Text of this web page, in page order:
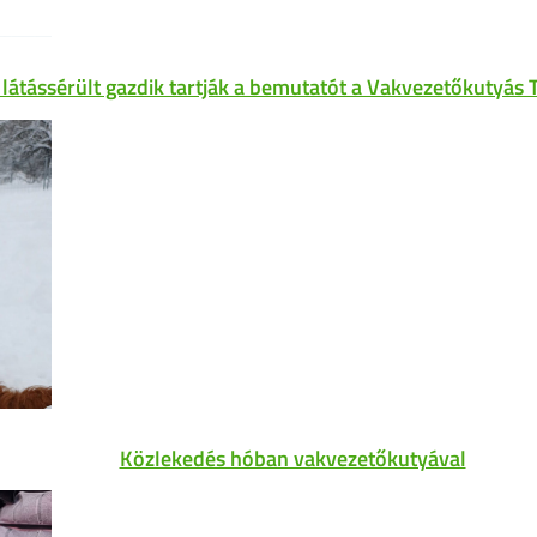
gazdik tartják a bemutatót a Vakvezetőkutyás
Közlekedés hóban vakvezetőkutyával